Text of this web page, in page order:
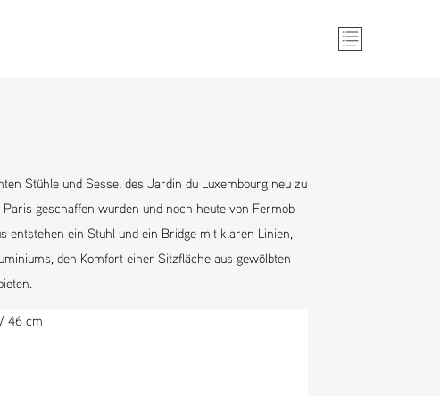
Stühle und Sessel des Jardin du Luxembourg neu zu
geschaffen wurden und noch heute von Fermob
ein Stuhl und ein Bridge mit klaren Linien,
den Komfort einer Sitzfläche aus gewölbten
46cm